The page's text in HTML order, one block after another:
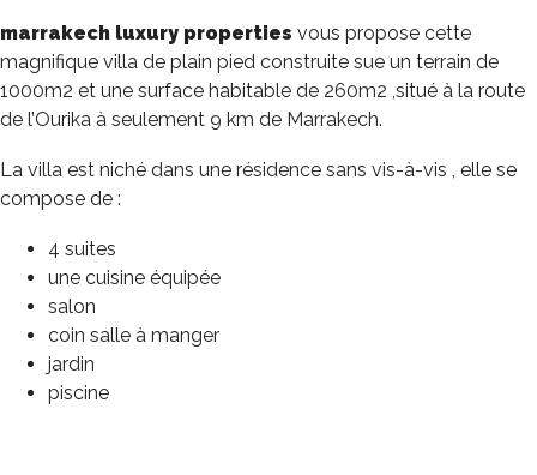
marrakech luxury properties vous propose cette
magnifique villa de plain pied construite sue un terrain de
1000m2 et une surface habitable de 260m2 ,situé à la route
de l’Ourika à seulement 9 km de Marrakech.
La villa est niché dans une résidence sans vis-à-vis , elle se
compose de :
4 suites
une cuisine équipée
salon
coin salle à manger
jardin
piscine